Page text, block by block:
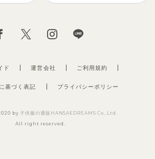
1,980
（税込）
990円 （税込）
3,960
（税込）
ド 運営会社
基づく表記 プライバシーポリシー
ご利用規約
by子供服の通販HANSAEDREAMS Co.,Ltd.
All right reserved.